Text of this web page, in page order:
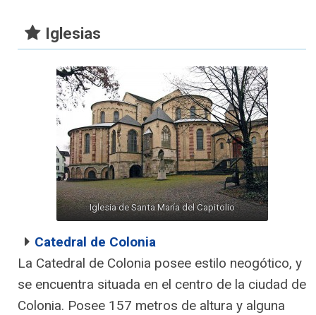
Iglesias
Iglesia de Santa María del Capitolio
Catedral de Colonia
La Catedral de Colonia posee estilo neogótico, y
se encuentra situada en el centro de la ciudad de
Colonia. Posee 157 metros de altura y alguna